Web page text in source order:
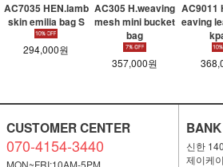
AC7035 HEN.lamb
skin emilia bag S
294,000원
AC305 H.weaving
mesh mini bucket
bag
357,000원
AC9011
eaving
CUSTOMER CENTER
070-4154-3440
MON~FRI:10AM-5PM
신한
제이케